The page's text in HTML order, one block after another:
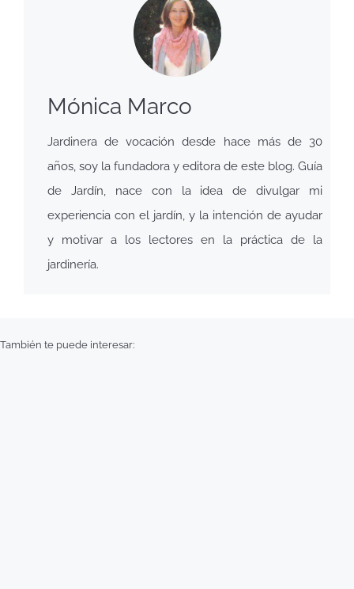
Mónica Marco
Jardinera de vocación desde hace más de 30
años, soy la fundadora y editora de este blog. Guía
de Jardín, nace con la idea de divulgar mi
experiencia con el jardín, y la intención de ayudar
y motivar a los lectores en la práctica de la
jardinería.
También te puede interesar: